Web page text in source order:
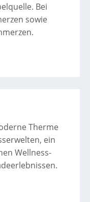
Bei
sowie
Therme
ein
Wellness-